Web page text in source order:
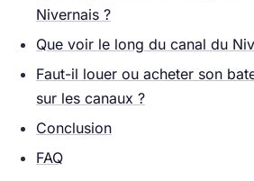
Nivernais ?
Que voir le long du canal du
Faut-il louer ou acheter son
sur les canaux ?
Conclusion
FAQ